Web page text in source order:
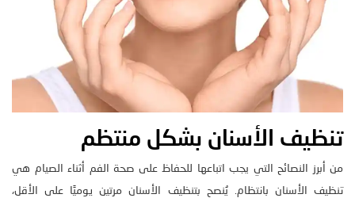
تنظيف الأسنان بشكل منتظم
من أبرز النصائح التي يجب اتباعها للحفاظ على صحة الفم أثناء الصيام هي
تنظيف الأسنان بانتظام. يُنصح بتنظيف الأسنان مرتين يوميًا على الأقل،